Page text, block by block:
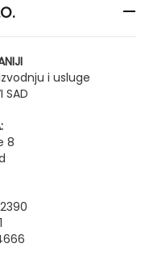
i usluge
SAD
8